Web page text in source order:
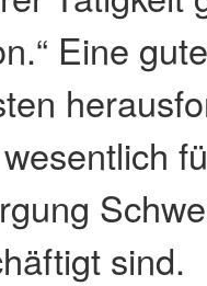
Eine
sind.